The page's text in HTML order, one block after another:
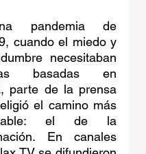
pandemia de
cuando el miedo y
necesitaban
basadas en
parte de la prensa
el camino más
el de la
En canales